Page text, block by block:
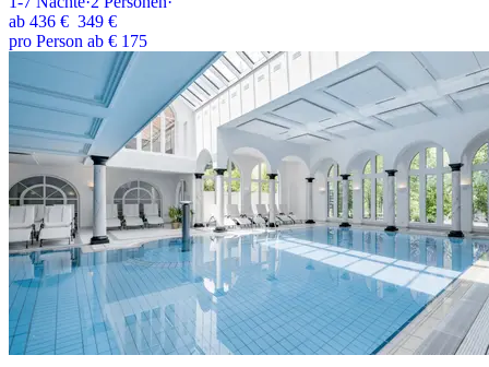
ab 436 € 349 €
pro Person ab € 175